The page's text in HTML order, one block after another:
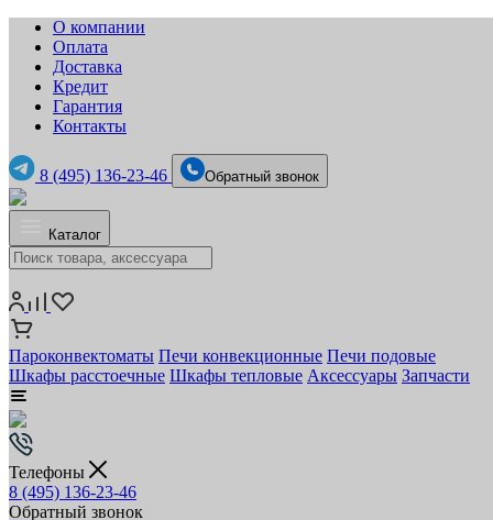
О компании
Оплата
Доставка
Кредит
Гарантия
Контакты
8 (495) 136-23-46 Обратный звонок
Каталог
Пароконвектоматы Печи конвекционные Печи подовые
Шкафы расстоечные Шкафы тепловые Аксессуары Запчасти
Телефоны
8 (495) 136-23-46
Обратный звонок